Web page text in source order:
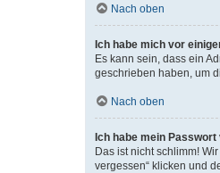
Nach oben
Ich habe mich vor
Es kann sein, dass ein
geschrieben haben, um
Nach oben
Ich habe mein
Das ist nicht schlimm!
vergessen“ klicken und